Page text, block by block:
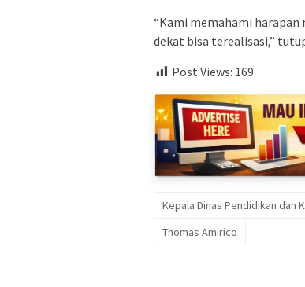
“Kami memahami harapan
dekat bisa terealisasi,”
Post Views: 169
Kepala Dinas Pendidikan dan
Thomas Amirico